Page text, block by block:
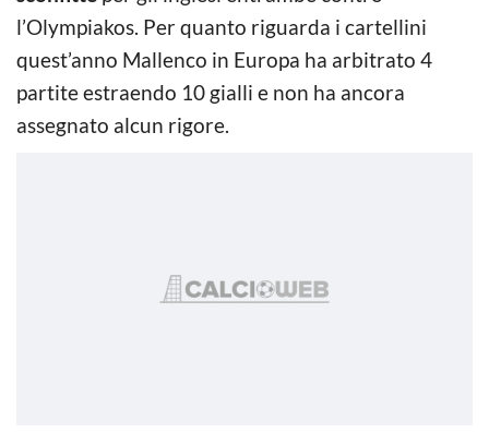
l’Olympiakos. Per quanto riguarda i cartellini
quest’anno Mallenco in Europa ha arbitrato 4
partite estraendo 10 gialli e non ha ancora
assegnato alcun rigore.